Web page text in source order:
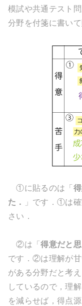
模試や共通テスト
分野を付箋に書い
①に貼るのは「
た．
」です．①は
さい．
②は「得意だと
です．②は理解が
がある分野だと考
しているので，理
を減らせば，得点